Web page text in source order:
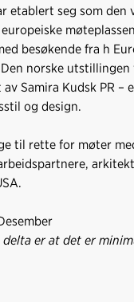
etablert seg som den
besøkende fra h
norske utstillingen
Samira Kudsk PR –
og design.
til rette for møter
er at det er